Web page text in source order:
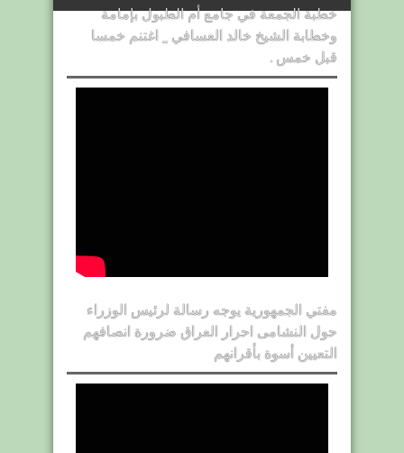
خطبة الجمعة في جامع أم الطبول بإمامة
وخطابة الشيخ خالد العسافي _ اغتنم خمسا
قبل خمس .
مفتي الجمهورية يوجه رسالة لرئيس الوزراء
حول النشامى احرار العراق ضرورة انصافهم
التعيين أسوة بأقرانهم